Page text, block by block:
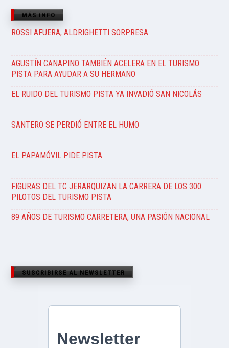
MÁS INFO
ROSSI AFUERA, ALDRIGHETTI SORPRESA
AGUSTÍN CANAPINO TAMBIÉN ACELERA EN EL TURISMO
PISTA PARA AYUDAR A SU HERMANO
EL RUIDO DEL TURISMO PISTA YA INVADIÓ SAN NICOLÁS
SANTERO SE PERDIÓ ENTRE EL HUMO
EL PAPAMÓVIL PIDE PISTA
FIGURAS DEL TC JERARQUIZAN LA CARRERA DE LOS 300
PILOTOS DEL TURISMO PISTA
89 AÑOS DE TURISMO CARRETERA, UNA PASIÓN NACIONAL
SUSCRIBIRSE AL NEWSLETTER